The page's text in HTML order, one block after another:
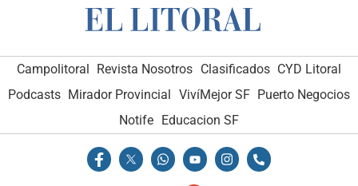
Campolitoral Revista Nosotros Clasificados CYD Litoral
Podcasts Mirador Provincial VivíMejor SF Puerto Negocios
Notife
Educacion SF